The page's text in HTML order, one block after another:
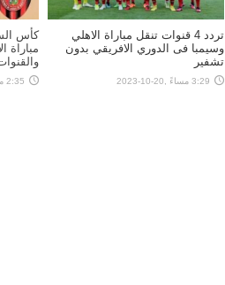
تردد 4 قنوات تنقل مباراة الاهلي
وسيمبا فى الدوري الافريقي بدون
تشفير
3:29 مساءً ,20-10-2023
مباراة
2:35 مساءً ,13-09-2023